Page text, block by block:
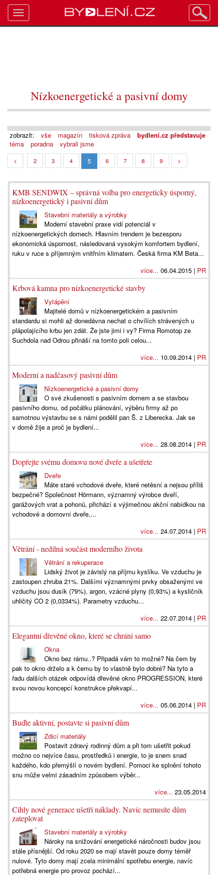
Nízkoenergetické a pasivní domy
zobrazit: vše magazín tisková zpráva
bydlení.cz představuje
téma
poradna vybrali jsme
< 2 3 4 5 6 7 8 9 >
KMB SENDWIX – správná volba pro energeticky úsporný,
nízkoenergetický i pasivní dům
Stavební materiály a výrobky
Moderní stavební praxe vidí potenciál v
nízkoenergetických domech. Hlavním trendem je bezesporu
ekonomická úspornost, následovaná vysokým komfortem bydlení,
ruku v ruce s příjemným vnitřním klimatem. Česká firma KM Beta...
více... 06.04.2015 | PR
Krbová kamna pro nízkoenergetické stavby
Vytápění
Majitelé domů v nízkoenergetickém a pasivním
standardu si mohli až donedávna nechat o chvílích strávených u
plápolajícího krbu jen zdát. Že jste jimi i vy? Firma Romotop ze
Suchdola nad Odrou přináší na tomto poli celou...
více... 10.09.2014 | PR
Moderní a nadčasový pasivní dům
Nízkoenergetické a pasivní domy
O své zkušenosti s pasivním domem a se stavbou
pasivního domu, od počátku plánování, výběru firmy až po
samotnou výstavbu se s námi podělil pan Š. z Liberecka. Jak se
v domě žije a proč je bydlení...
více... 28.08.2014 | PR
Dopřejte svému domovu nové dveře a ušetřete
Dveře
Máte staré vchodové dveře, které netěsní a nejsou příliš
bezpečné? Společnost Hörmann, významný výrobce dveří,
garážových vrat a pohonů, přichází s výjimečnou akční nabídkou na
vchodové a domovní dveře,...
více... 24.07.2014 | PR
Větrání - nedílná součást moderního života
Větrání a rekuperace
Lidský život je závislý na příjmu kyslíku. Ve vzduchu je
zastoupen zhruba 21%. Dalšími významnými prvky obsaženými ve
vzduchu jsou dusík (79%), argon, vzácné plyny (0,93%) a kysličník
uhličitý CO 2 (0,0334%). Parametry vzduchu...
více... 22.07.2014 | PR
Elegantní dřevěné okno, které se chrání samo
Okna
Okno bez rámu..? Připadá vám to možné? Na čem by
pak to okno drželo a k čemu by to vlastně bylo dobré? Na tyto a
řadu dalších otázek odpovídá dřevěné okno PROGRESSION, které
svou novou koncepcí konstrukce překvapí...
více... 05.06.2014 | PR
Buďte aktivní, postavte si pasivní dům
Zdicí materiály
Postavit zdravý rodinný dům a při tom ušetřit pokud
možno co nejvíce času, prostředků i energie, to je snem snad
každého, kdo přemýšlí o novém bydlení. Pomoci ke splnění tohoto
snu může velmi zásadním způsobem výběr...
více... 23.05.2014
Cihly nové generace ušetří náklady. Navíc nemusíte dům
zateplovat
Stavební materiály a výrobky
Nároky na snižování energetické náročnosti budov jsou
stále přísnější. Od roku 2020 se mají stavět pouze domy téměř
nulové. Tyto domy mají zcela minimální spotřebu energie, navíc
potřebná energie pro provoz pochází...
Toggle
navigation